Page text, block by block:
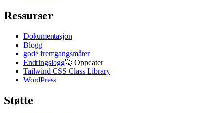
Ressurser
Dokumentasjon
Blogg
gode fremgangsmåter
Endringslogg🚀 Oppdater
Tailwind CSS Class Library
WordPress
Støtte